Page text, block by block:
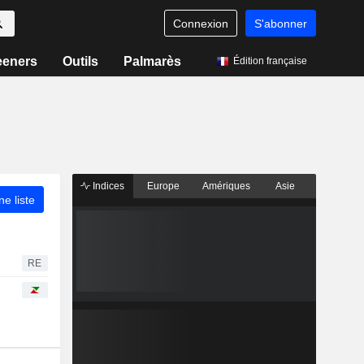
Connexion S'abonner
Outils Palmarès Édition française
liste
RE
Indices Europe Amériques Asie